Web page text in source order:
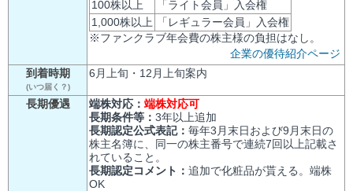
100株以上
「ライト会員」入会権
1,000株以上
「レギュラー会員」入会権
※ファンクラブ年会費の株主様の負担はなし。
企業の優待紹介ページ
到着時期
(いつ届く？)
6月上旬・12月上旬案内
長期優遇 端株対応： 端株対応可
長期条件等： 3年以上追加
長期認定公式表記： 毎年3月末日および9月末日の
株主名簿に、同一の株主番号で連続7回以上記載さ
れていること。
長期認定コメント： 追加で化粧品が貰える。端株
OK